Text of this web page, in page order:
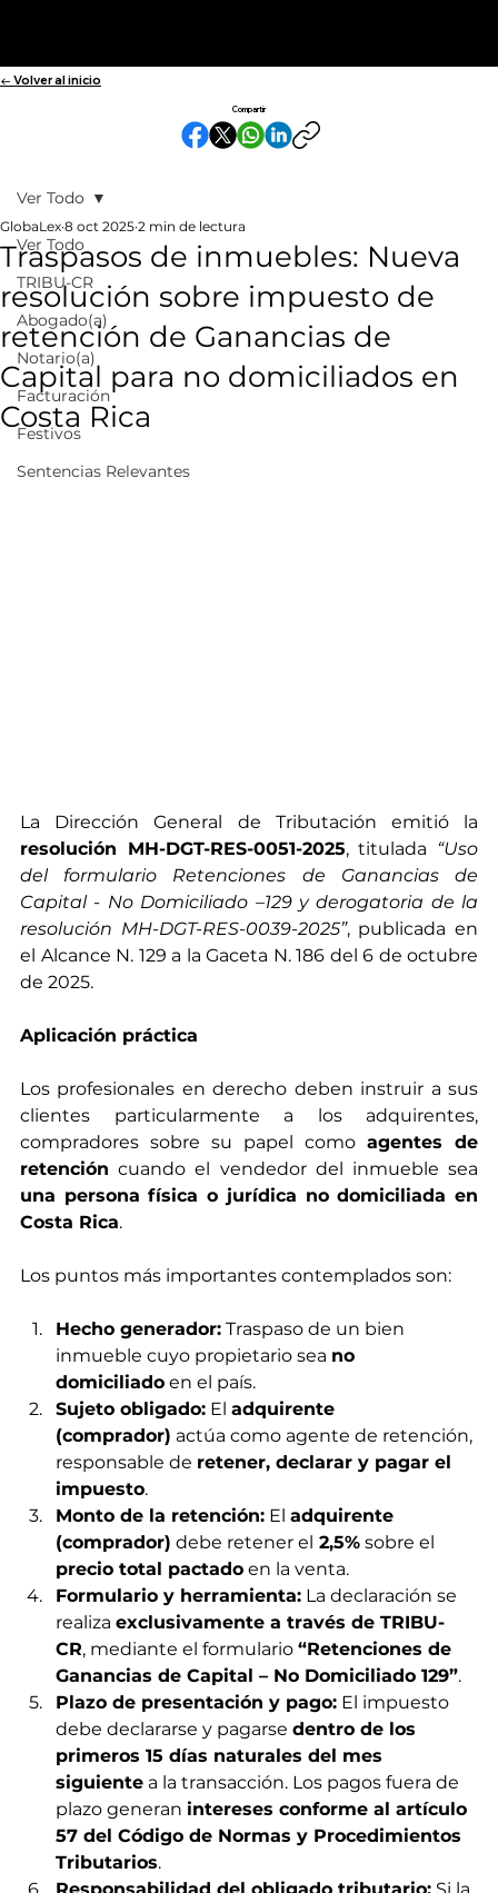
Ver Todo
TRIBU-CR
Abogado(a)
Notario(a)
Facturación
Festivos
Sentencias Relevantes
Ver Todo
Traspasos de inmuebles: Nueva
resolución sobre impuesto de
retención de Ganancias de
Capital para no domiciliados en
Costa Rica
GlobaLex 8 oct 2025 2 min de lectura
resolución MH-DGT-RES-0051-2025, titulada “Uso
del formulario Retenciones de Ganancias de
Capital - No Domiciliado –129 y derogatoria de la
resolución MH-DGT-RES-0039-2025”, publicada en
el Alcance N. 129 a la Gaceta N. 186 del 6 de octubre
de 2025.
Aplicación práctica
Los profesionales en derecho deben instruir a sus
clientes particularmente a los adquirentes,
compradores sobre su papel como agentes de
retención
una persona física o jurídica no domiciliada en
Costa Rica.
Los puntos más importantes contemplados son:
Hecho generador: Traspaso de un bien
inmueble cuyo propietario sea no
domiciliado en el país.
Sujeto obligado: El adquirente
(comprador) actúa como agente de retención,
responsable de retener, declarar y pagar el
impuesto.
Monto de la retención: El adquirente
(comprador) debe retener el 2,5% sobre el
precio total pactado en la venta.
Formulario y herramienta: La declaración se
realiza exclusivamente a través de TRIBU-
CR, mediante el formulario “Retenciones de
Ganancias de Capital – No Domiciliado 129”.
Plazo de presentación y pago: El impuesto
debe declararse y pagarse dentro de los
primeros 15 días naturales del mes
siguiente a la transacción. Los pagos fuera de
plazo generan intereses conforme al artículo
57 del Código de Normas y Procedimientos
Tributarios.
← Volver al inicio
Compartir